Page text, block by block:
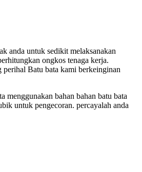
anda untuk sedikit melaksanakan
ongkos tenaga kerja.
Batu bata kami berkeinginan
menggunakan bahan bahan batu bata
untuk pengecoran. percayalah anda